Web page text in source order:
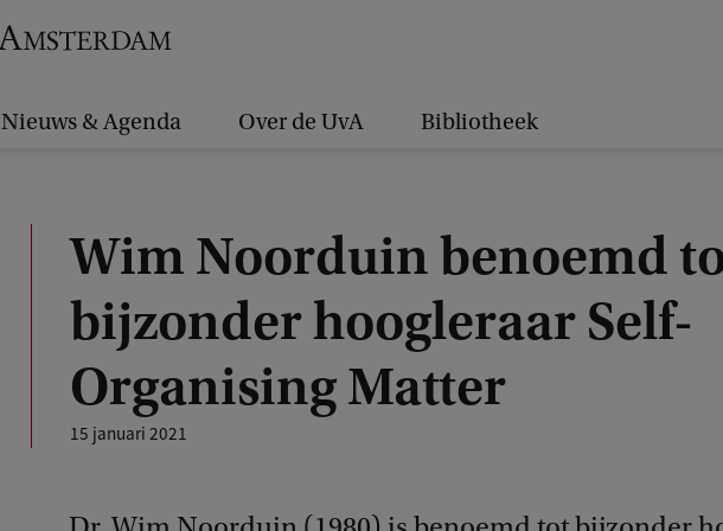
Nieuws & Agenda Over de UvA Bibliotheek
Wim Noorduin benoemd
bijzonder hoogleraar Self-
Organising Matter
15 januari 2021